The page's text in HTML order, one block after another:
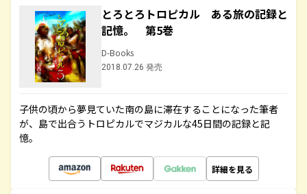
とろとろトロピカル ある旅の記録と
記憶。 第5巻
D-Books
2018.07.26 発売
子供の頃から夢見ていた南の島に滞在することになった筆者
が、島で出合うトロピカルでマジカルな45日間の記録と記
憶。
詳細を見る